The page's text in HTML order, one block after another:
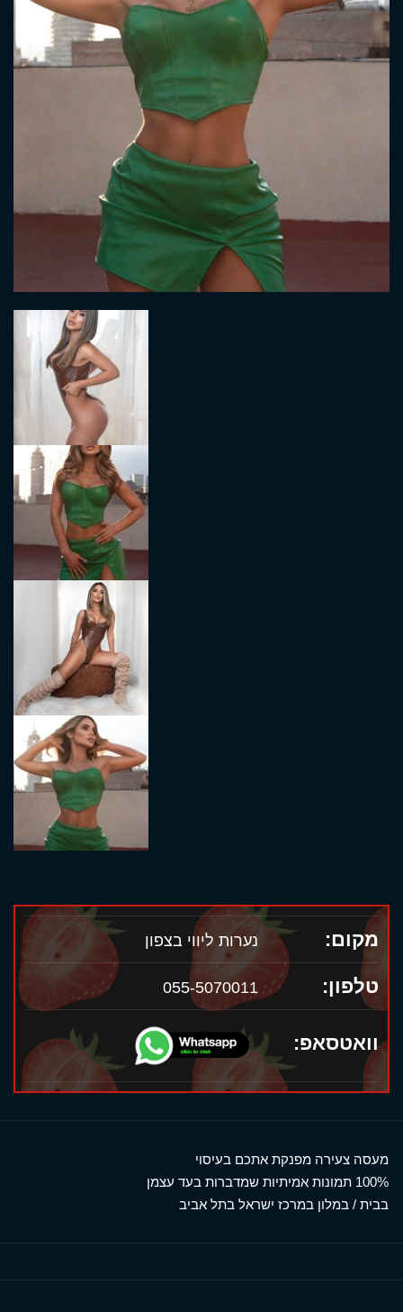
מקום: נערות ליווי בצפון
טלפון: 055-5070011
וואטסאפ:
מעסה צעירה מפנקת אתכם בעיסוי
100% תמונות אמיתיות שמדברות בעד עצמן
בבית / במלון במרכז ישראל בתל אביב